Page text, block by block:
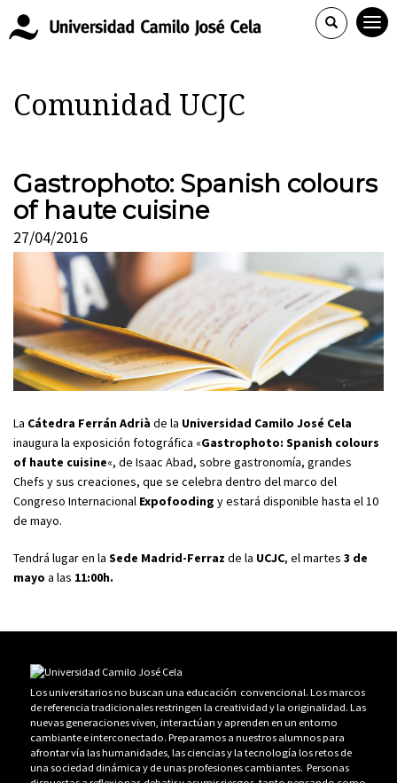
Comunidad UCJC
Gastrophoto: Spanish colours
of haute cuisine
27/04/2016
La Cátedra Ferrán Adrià de la Universidad Camilo José Cela
inaugura la exposición fotográfica «Gastrophoto: Spanish colours
of haute cuisine«, de Isaac Abad, sobre gastronomía, grandes
Chefs y sus creaciones, que se celebra dentro del marco del
Congreso Internacional Expofooding y estará disponible hasta el 10
de mayo.
Tendrá lugar en la Sede Madrid-Ferraz de la UCJC, el martes 3 de
mayo a las 11:00h.
Los universitarios no buscan una educación convencional. Los marcos
de referencia tradicionales restringen la creatividad y la originalidad. Las
nuevas generaciones viven, interactúan y aprenden en un entorno
cambiante e interconectado. Preparamos a nuestros alumnos para
afrontar vía las humanidades, las ciencias y la tecnología los retos de
una sociedad dinámica y de unas profesiones cambiantes. Personas